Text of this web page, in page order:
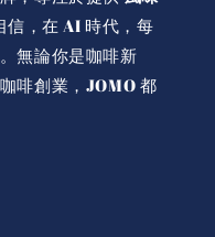
信，在 AI 時代，每
無論你是咖啡新
啡創業，JOMO 都